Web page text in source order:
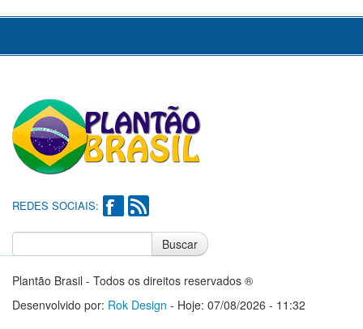
REDES SOCIAIS:
Buscar
Plantão Brasil - Todos os direitos reservados ®
Desenvolvido por: Rok Design - Hoje: 07/08/2026 - 11:32